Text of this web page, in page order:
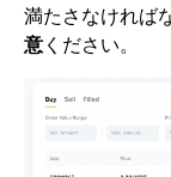
満たさなければ
意 ください。